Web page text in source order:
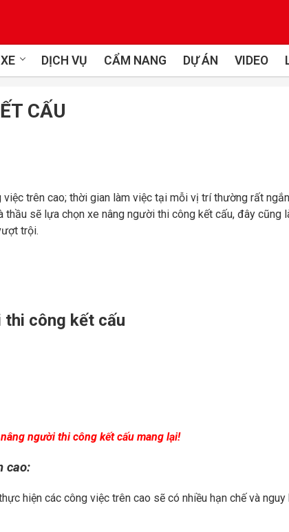
DỊCH VỤ CẨM NANG DỰ ÁN VIDEO
CẤU
trên cao; thời gian làm việc tại mỗi vị trí thường rất
sẽ lựa chọn xe nâng người thi công kết cấu, đây cũng
trội.
thi công kết cấu
người thi công kết cấu mang lại!
cao:
hiện các công việc trên cao sẽ có nhiều hạn chế và nguy